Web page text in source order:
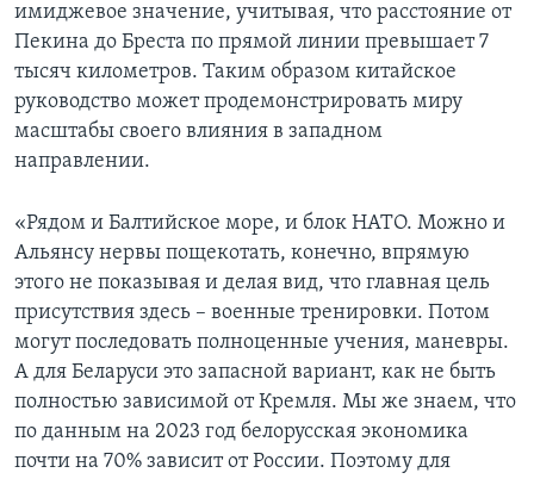
имиджевое значение, учитывая, что расстояние от
Пекина до Бреста по прямой линии превышает 7
тысяч километров. Таким образом китайское
руководство может продемонстрировать миру
масштабы своего влияния в западном
направлении.
«Рядом и Балтийское море, и блок НАТО. Можно и
Альянсу нервы пощекотать, конечно, впрямую
этого не показывая и делая вид, что главная цель
присутствия здесь – военные тренировки. Потом
могут последовать полноценные учения, маневры.
А для Беларуси это запасной вариант, как не быть
полностью зависимой от Кремля. Мы же знаем, что
по данным на 2023 год белорусская экономика
почти на 70% зависит от России. Поэтому для